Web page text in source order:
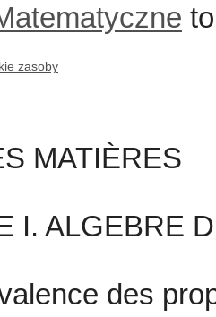
zasoby
MATIÈRES
I. ALGEBRE
des